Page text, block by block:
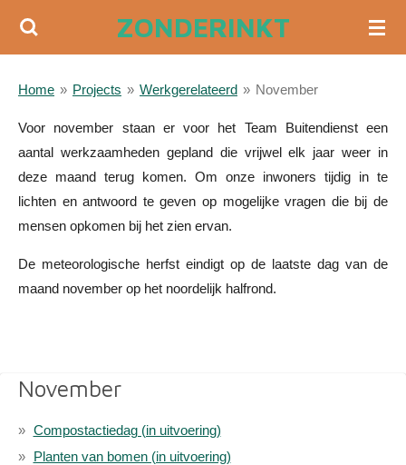
Ga
de
ZONDERINKT
Home » Projects » Werkgerelateerd » November
Voor november staan er voor het Team Buitendienst een
aantal werkzaamheden gepland die vrijwel elk jaar weer in
deze maand terug komen. Om onze inwoners tijdig in te
lichten en antwoord te geven op mogelijke vragen die bij de
mensen opkomen bij het zien ervan.
De meteorologische herfst eindigt op de laatste dag van de
maand november op het noordelijk halfrond.
November
Compostactiedag (in uitvoering)
Planten van bomen (in uitvoering)